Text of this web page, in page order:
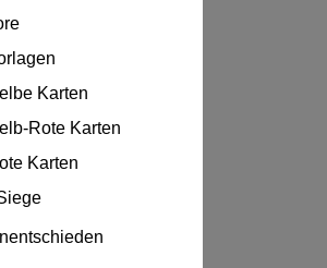
Karten
Rote Karten
Karten